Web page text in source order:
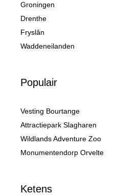
Groningen
Drenthe
Fryslân
Waddeneilanden
Populair
Vesting Bourtange
Attractiepark Slagharen
Wildlands Adventure Zoo
Monumentendorp Orvelte
Ketens